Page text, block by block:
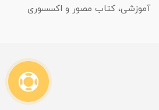
آموزشی، کتاب مصور و اکسسوری